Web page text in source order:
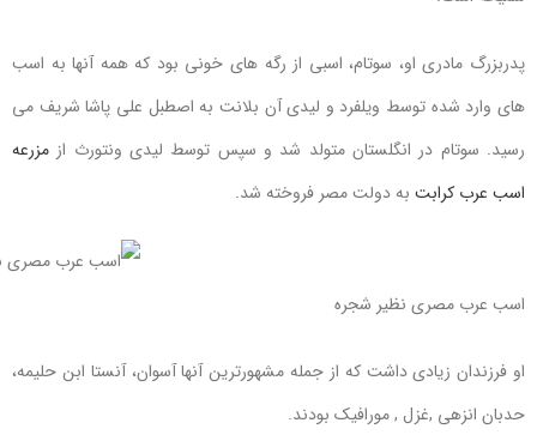
پدربزرگ مادری او، سوتام، اسبی از رگه های خونی بود که همه آنها به اسب
های وارد شده توسط ویلفرد و لیدی آن بلانت به اصطبل علی پاشا شریف می
رسید. سوتام در انگلستان متولد شد و سپس توسط لیدی ونتورث از مزرعه
اسب عرب کرابت به دولت مصر فروخته شد.
اسب عرب مصری نظیر شجره
او فرزندان زیادی داشت که از جمله مشهورترین آنها آسوان، آنستا ابن حلیمه،
حدبان انزهی ,غزل , مورافیک بودند.